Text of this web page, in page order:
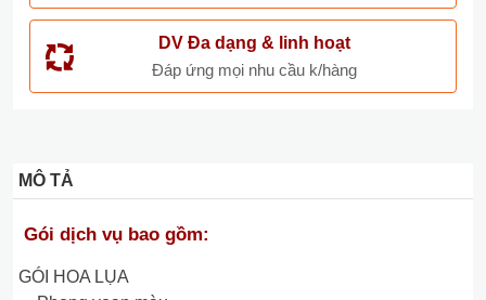
DV Đa dạng & linh hoạt
Đáp ứng mọi nhu cầu k/hàng
MÔ TẢ
Gói dịch vụ bao gồm:
GÓI HOA LỤA